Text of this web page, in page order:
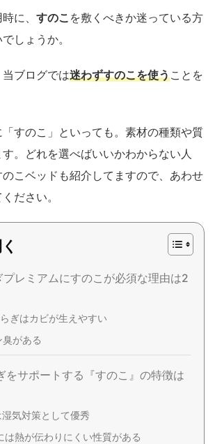
に、 すのこ を敷くべきか迷っている方
しょうか。
ブログでは迷わずすのこを使うことを
すのこ」といっても。素材の種類や質
。どれを選べばいいかわからない人
こベッドも紹介してますので、あわせ
ださい。
プレミアムにすのこが必須な理由は2
ぎはカビが生えやすい
がある
をサポートする『すのこ』の特徴は
気対策として優秀
は熱が伝わりにくい性質がある